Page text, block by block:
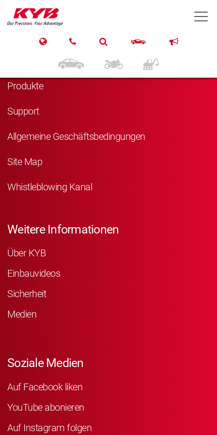
Navigation
Produkte
Support
Allgemeine Geschäftsbedingungen
Site Map
Whistleblowing Kanal
Weitere Informationen
Über KYB
Einbauvideos
Sicherheit
Medien
Soziale Medien
Auf Facebook liken
YouTube abonieren
Auf Instagram folgen